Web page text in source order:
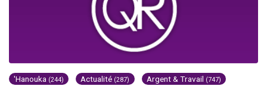
'Hanouka (244) Actualité (287) Argent & Travail (747)